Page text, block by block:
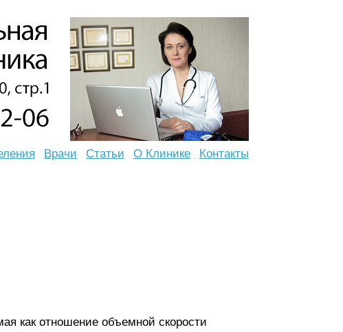
Врачи Статьи О Клинике Контакты
как отношение объемной скорости